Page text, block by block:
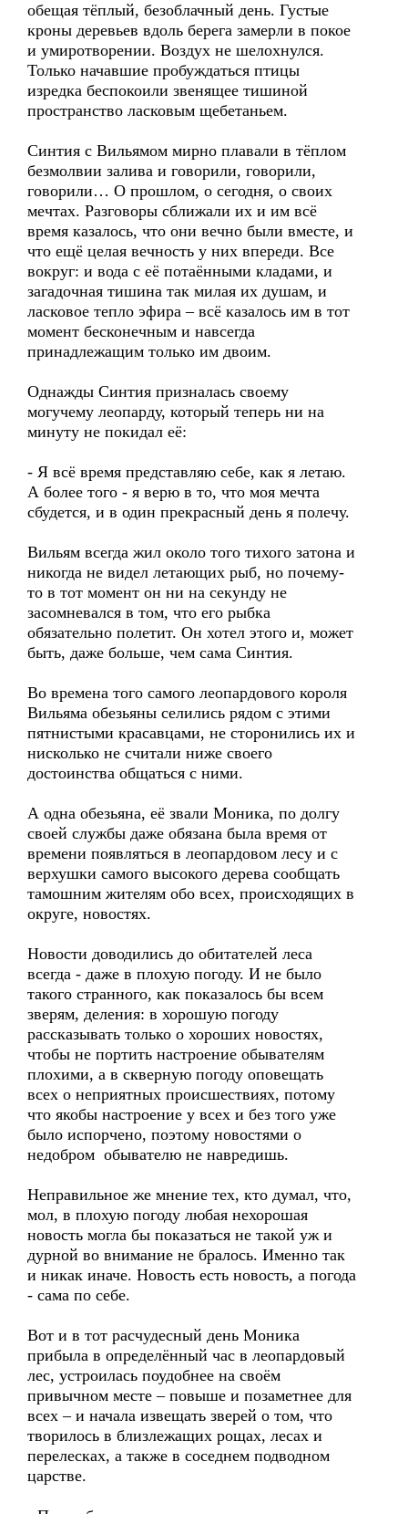
обещая тёплый, безоблачный день. Густые
кроны деревьев вдоль берега замерли в покое
и умиротворении. Воздух не шелохнулся.
Только начавшие пробуждаться птицы
изредка беспокоили звенящее тишиной
пространство ласковым щебетаньем.
Синтия с Вильямом мирно плавали в тёплом
безмолвии залива и говорили, говорили,
говорили… О прошлом, о сегодня, о своих
мечтах. Разговоры сближали их и им всё
время казалось, что они вечно были вместе, и
что ещё целая вечность у них впереди. Все
вокруг: и вода с её потаёнными кладами, и
загадочная тишина так милая их душам, и
ласковое тепло эфира – всё казалось им в тот
момент бесконечным и навсегда
принадлежащим только им двоим.
Однажды Синтия призналась своему
могучему леопарду, который теперь ни на
минуту не покидал её:
- Я всё время представляю себе, как я летаю.
А более того - я верю в то, что моя мечта
сбудется, и в один прекрасный день я полечу.
Вильям всегда жил около того тихого затона и
никогда не видел летающих рыб, но почему-
то в тот момент он ни на секунду не
засомневался в том, что его рыбка
обязательно полетит. Он хотел этого и, может
быть, даже больше, чем сама Синтия.
Во времена того самого леопардового короля
Вильяма обезьяны селились рядом с этими
пятнистыми красавцами, не сторонились их и
нисколько не считали ниже своего
достоинства общаться с ними.
А одна обезьяна, её звали Моника, по долгу
своей службы даже обязана была время от
времени появляться в леопардовом лесу и с
верхушки самого высокого дерева сообщать
тамошним жителям обо всех, происходящих в
округе, новостях.
Новости доводились до обитателей леса
всегда - даже в плохую погоду. И не было
такого странного, как показалось бы всем
зверям, деления: в хорошую погоду
рассказывать только о хороших новостях,
чтобы не портить настроение обывателям
плохими, а в скверную погоду оповещать
всех о неприятных происшествиях, потому
что якобы настроение у всех и без того уже
было испорчено, поэтому новостями о
недобром обывателю не навредишь.
Неправильное же мнение тех, кто думал, что,
мол, в плохую погоду любая нехорошая
новость могла бы показаться не такой уж и
дурной во внимание не бралось. Именно так
и никак иначе. Новость есть новость, а погода
- сама по себе.
Вот и в тот расчудесный день Моника
прибыла в определённый час в леопардовый
лес, устроилась поудобнее на своём
привычном месте – повыше и позаметнее для
всех – и начала извещать зверей о том, что
творилось в близлежащих рощах, лесах и
перелесках, а также в соседнем подводном
царстве.